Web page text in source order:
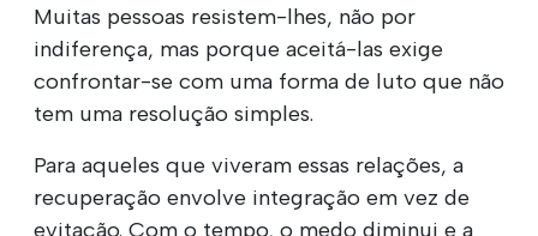
Muitas pessoas resistem-lhes, não por
indiferença, mas porque aceitá-las exige
confrontar-se com uma forma de luto que não
tem uma resolução simples.
Para aqueles que viveram essas relações, a
recuperação envolve integração em vez de
evitação. Com o tempo, o medo diminui e a